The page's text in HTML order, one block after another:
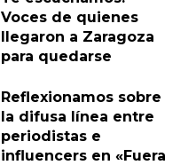
Voces de quienes
llegaron a Zaragoza
para quedarse
Reflexionamos sobre
la difusa línea entre
periodistas e
influencers en «Fuera